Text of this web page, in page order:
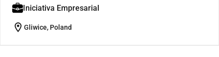
Iniciativa Empresarial
location_on Gliwice, Poland